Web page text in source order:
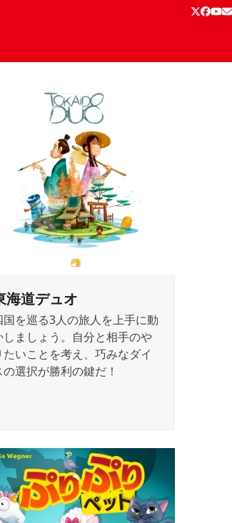
Twitter
海道デュオ
国を巡る3人の旅人を上手に動
しましょう。自分と相手のや
たいことを考え、巧みなダイ
の選択が勝利の鍵だ！